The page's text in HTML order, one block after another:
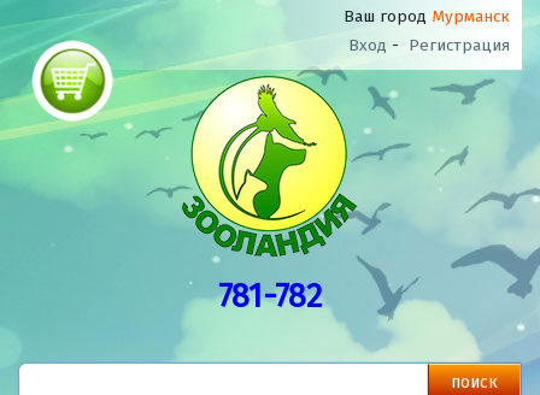
Ваш город Мурманск
Вход - Регистрация
781-782